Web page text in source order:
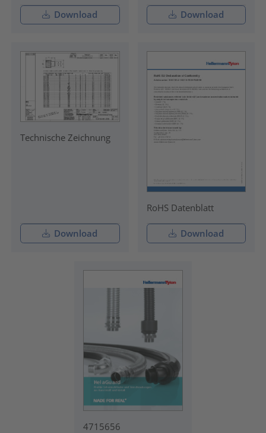
Download Download
Technische Zeichnung
Download
RoHS Datenblatt
Download
4715656